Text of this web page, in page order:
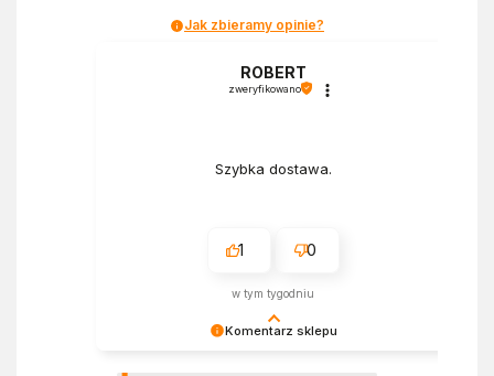
Jak zbieramy opinie?
Komentarz sklepu
ROBERT
zweryfikowano
Szybka dostawa.
1 0
w tym tygodniu